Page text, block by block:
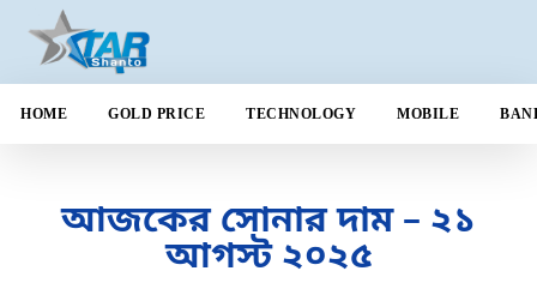
HOME GOLD PRICE TECHNOLOGY MOBILE
আজকের সোনার দাম – ২১
আগস্ট ২০২৫